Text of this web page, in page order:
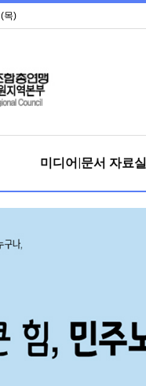
목)
미디어|문서 자료실